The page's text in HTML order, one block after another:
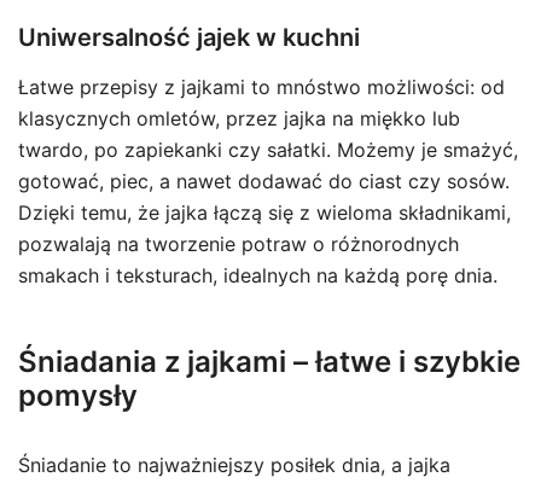
Uniwersalność jajek w kuchni
Łatwe przepisy z jajkami to mnóstwo możliwości: od
klasycznych omletów, przez jajka na miękko lub
twardo, po zapiekanki czy sałatki. Możemy je smażyć,
gotować, piec, a nawet dodawać do ciast czy sosów.
Dzięki temu, że jajka łączą się z wieloma składnikami,
pozwalają na tworzenie potraw o różnorodnych
smakach i teksturach, idealnych na każdą porę dnia.
Śniadania z jajkami – łatwe i szybkie
pomysły
Śniadanie to najważniejszy posiłek dnia, a jajka